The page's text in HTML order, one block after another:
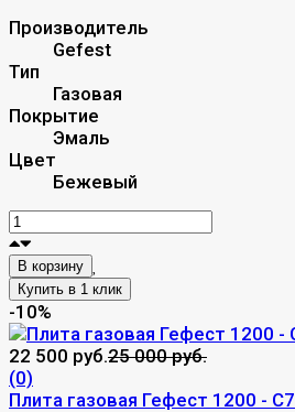
Производитель
Gefest
Тип
Газовая
Покрытие
Эмаль
Цвет
Бежевый
В корзину
-10%
22 500 руб.25 000 руб.
(0)
Плита газовая Гефест 1200 - С7